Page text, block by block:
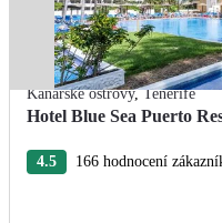
Kanárské ostrovy,Tenerife
Hotel Blue Sea Puerto
4.5 166 hodnocení